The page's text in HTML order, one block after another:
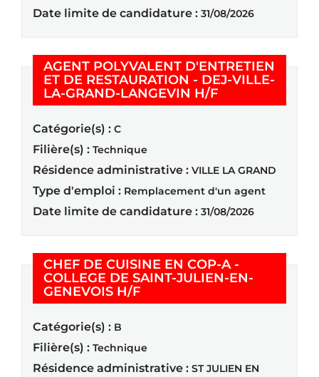
Date limite de candidature : 31/08/2026
AGENT POLYVALENT D'ENTRETIEN
ET DE RESTAURATION - DEJ-VILLE-
LA-GRAND-LANGEVIN H/F(Nouvelle
Catégorie(s) : C
Filière(s) : Technique
Résidence administrative : VILLE LA GRAND
Type d'emploi : Remplacement d'un agent
Date limite de candidature : 31/08/2026
CHEF DE CUISINE EN COP-A -
COLLEGE DE SAINT-JULIEN-EN-
GENEVOIS H/F(Nouvelle fenêtre)
Catégorie(s) : B
Filière(s) : Technique
Résidence administrative : ST JULIEN EN